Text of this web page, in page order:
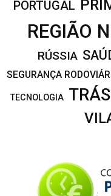
PORTUGAL
REGIÃO
RÚSSIA
SEGURANÇA
TECNOLOGIA